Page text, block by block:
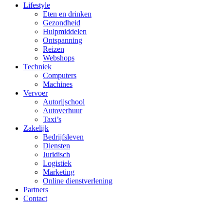
Lifestyle
Eten en drinken
Gezondheid
Hulpmiddelen
Ontspanning
Reizen
Webshops
Techniek
Computers
Machines
Vervoer
Autorijschool
Autoverhuur
Taxi’s
Zakelijk
Bedrijfsleven
Diensten
Juridisch
Logistiek
Marketing
Online dienstverlening
Partners
Contact